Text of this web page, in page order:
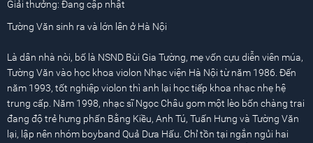
Giải thưởng: Đang cập nhật
Tường Văn sinh ra và lớn lên ở Hà Nội
Là dân nhà nòi, bố là NSND Bùi Gia Tường, mẹ vốn cựu diễn viên múa,
Tường Văn vào học khoa violon Nhạc viện Hà Nội từ năm 1986. Đến
năm 1993, tốt nghiệp violon thì anh lại học tiếp khoa nhạc nhẹ hệ
trung cấp. Năm 1998, nhạc sĩ Ngọc Châu gom một lèo bốn chàng trai
đang độ trẻ hưng phấn Bằng Kiều, Anh Tú, Tuấn Hưng và Tường Văn
lại, lập nên nhóm boyband Quả Dưa Hấu. Chỉ tồn tại ngắn ngủi hai